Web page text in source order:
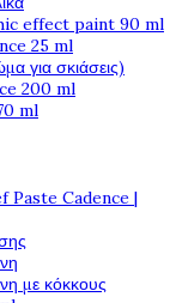
effect paint 90 ml
25 ml
για σκιάσεις)
200 ml
ml
Paste Cadence |
με κόκκους